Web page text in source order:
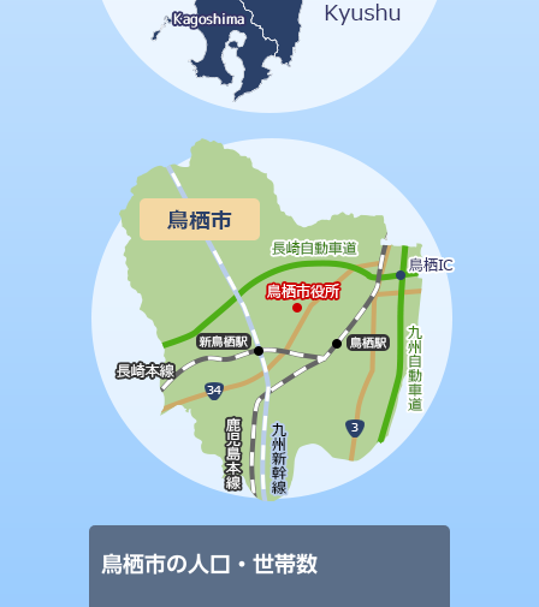
鳥栖市の人口・世帯数